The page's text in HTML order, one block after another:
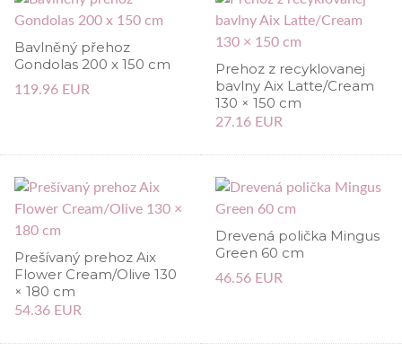
Bavlněný přehoz
Gondolas 200 x 150 cm
119.96 EUR
Prehoz z recyklovanej
bavlny Aix Latte/Cream
130 × 150 cm
27.16 EUR
Prešívaný prehoz Aix
Flower Cream/Olive 130
× 180 cm
54.36 EUR
Drevená polička Mingus
Green 60 cm
46.56 EUR